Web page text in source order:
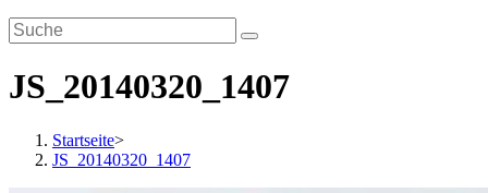
JS_20140320_1407
Startseite>
JS_20140320_1407